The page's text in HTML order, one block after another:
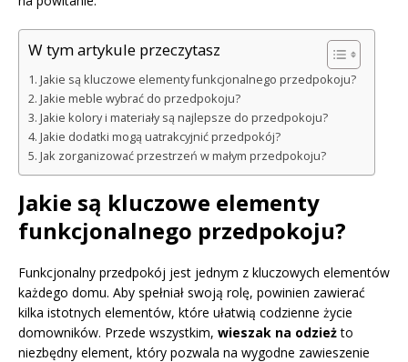
W tym artykule przeczytasz
Jakie są kluczowe elementy funkcjonalnego przedpokoju?
Jakie meble wybrać do przedpokoju?
Jakie kolory i materiały są najlepsze do przedpokoju?
Jakie dodatki mogą uatrakcyjnić przedpokój?
Jak zorganizować przestrzeń w małym przedpokoju?
Jakie są kluczowe elementy
funkcjonalnego przedpokoju?
Funkcjonalny przedpokój jest jednym z kluczowych elementów
każdego domu. Aby spełniał swoją rolę, powinien zawierać
kilka istotnych elementów, które ułatwią codzienne życie
domowników. Przede wszystkim, wieszak na odzieżto
niezbędny element, który pozwala na wygodne zawieszenie